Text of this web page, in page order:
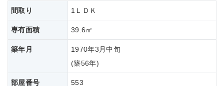
間取り 1ＬＤＫ
専有面積 39.6㎡
築年月
1970年3月中旬
(築56年)
部屋番号 553